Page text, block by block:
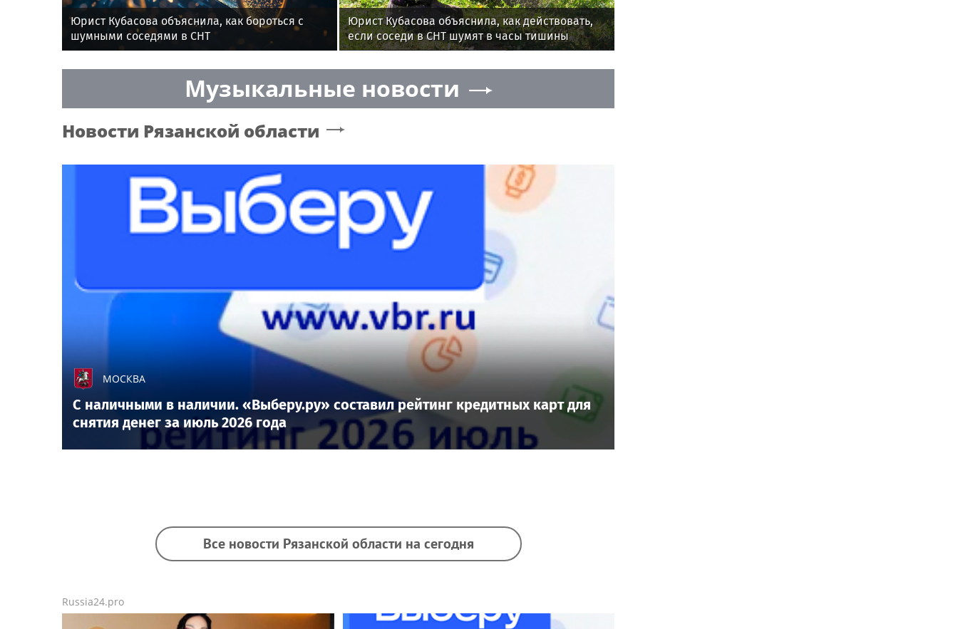
Юрист Кубасова объяснила, как бороться с
шумными соседями в СНТ
Юрист Кубасова объяснила, как действовать,
если соседи в СНТ шумят в часы тишины
Музыкальные новости
Новости Рязанской области
МОСКВА
С наличными в наличии. «Выберу.ру» составил рейтинг кредитных карт для
снятия денег за июль 2026 года
Все новости Рязанской области на сегодня
Russia24.pro